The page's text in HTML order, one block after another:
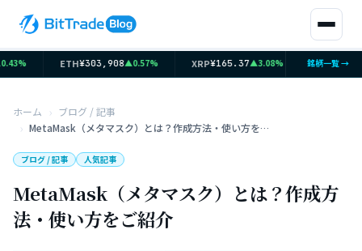
ETH¥303,908▲0.57% XRP¥165.37▲3.08% SOL¥12,061
銘柄一覧 →
ホーム
ブログ / 記事
MetaMask（メタマスク）とは？作成方法・使い方をご紹介
ブログ / 記事 人気記事
MetaMask（メタマスク）とは？作成方
法・使い方をご紹介